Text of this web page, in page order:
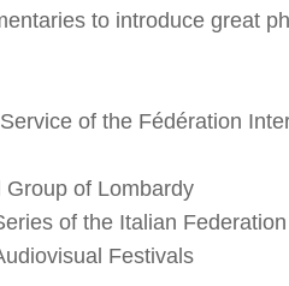
to introduce great
of the Fédération
of Lombardy
of the Italian
Festivals